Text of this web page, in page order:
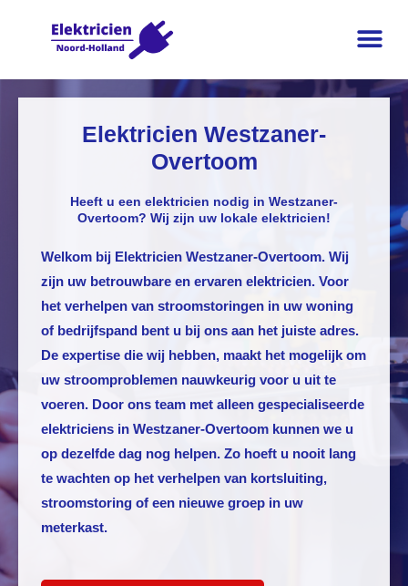
Elektricien Westzaner-
Overtoom
Heeft u een elektricien nodig in Westzaner-
Overtoom? Wij zijn uw lokale elektricien!
Welkom bij Elektricien Westzaner-Overtoom. Wij
zijn uw betrouwbare en ervaren elektricien. Voor
het verhelpen van stroomstoringen in uw woning
of bedrijfspand bent u bij ons aan het juiste adres.
De expertise die wij hebben, maakt het mogelijk om
uw stroomproblemen nauwkeurig voor u uit te
voeren. Door ons team met alleen gespecialiseerde
elektriciens in Westzaner-Overtoom kunnen we u
op dezelfde dag nog helpen. Zo hoeft u nooit lang
te wachten op het verhelpen van kortsluiting,
stroomstoring of een nieuwe groep in uw
meterkast.